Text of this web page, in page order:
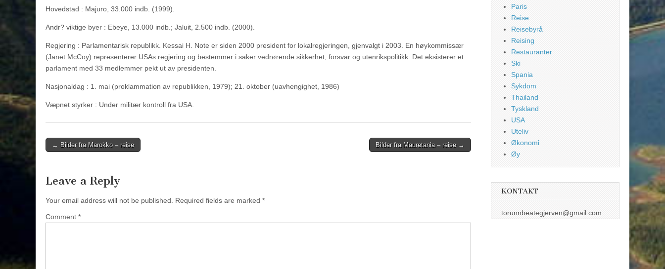
Hovedstad : Majuro, 33.000 indb. (1999).
Andr? viktige byer : Ebeye, 13.000 indb.; Jaluit, 2.500 indb. (2000).
Regjering : Parlamentarisk republikk. Kessai H. Note er siden 2000 president for lokalregjeringen, gjenvalgt i 2003. En høykommissær
(Janet McCoy) representerer USAs regjering og bestemmer i saker vedrørende sikkerhet, forsvar og utenrikspolitikk. Det eksisterer et
parlament med 33 medlemmer pekt ut av presidenten.
Nasjonaldag : 1. mai (proklammation av republikken, 1979); 21. oktober (uavhengighet, 1986)
Væpnet styrker : Under militær kontroll fra USA.
Post
← Bilder fra Marokko – reise Bilder fra Mauretania – reise →
Leave a Reply
Your email address will not be published. Required fields are marked *
Comment *
Paris
Reise
Reisebyrå
Reising
Restauranter
Ski
Spania
Sykdom
Thailand
Tyskland
USA
Uteliv
Økonomi
Øy
KONTAKT
torunnbeategjerven@gmail.com